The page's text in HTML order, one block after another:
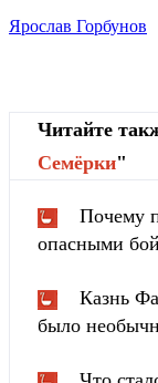
Ярослав Горбунов
Читайте
Cемёрки"
Почему
опасными
Казнь
было